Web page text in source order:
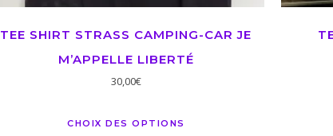
TEE SHIRT STRASS CAMPING-CAR JE
M’APPELLE LIBERTÉ
30,00€
CHOIX DES OPTIONS